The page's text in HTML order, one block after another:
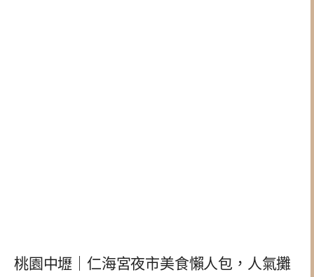
桃園中壢｜仁海宮夜市美食懶人包，人氣攤